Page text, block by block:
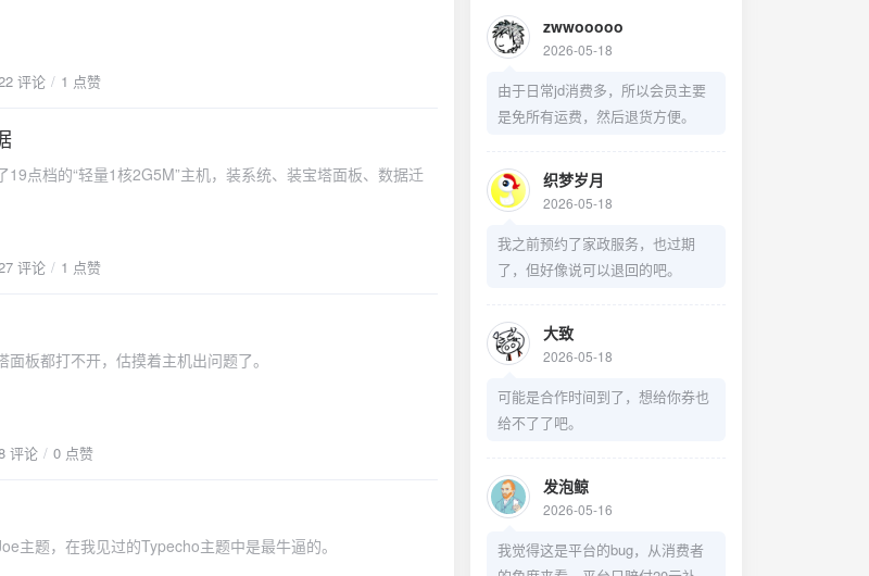
评论 1 点赞
点档的“轻量1核2G5M”主机，装系统、装宝塔面板、数据迁
评论 1 点赞
板都打不开，估摸着主机出问题了。
评论 0 点赞
题，在我见过的Typecho主题中是最牛逼的。
zwwooooo
2026-05-18
由于日常jd消费多，所以会员主要
是免所有运费，然后退货方便。
织梦岁月
2026-05-18
我之前预约了家政服务，也过期
了，但好像说可以退回的吧。
大致
2026-05-18
可能是合作时间到了，想给你券也
给不了了吧。
发泡鲸
2026-05-16
我觉得这是平台的bug，从消费者